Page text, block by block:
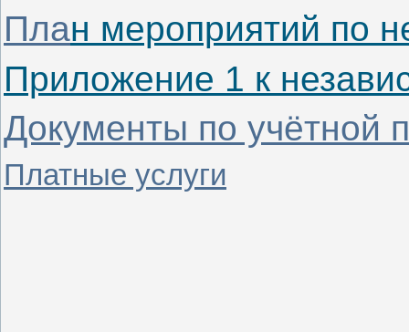
План мероприятий по
Приложение 1 к
Документы по учётной
Платные услуги